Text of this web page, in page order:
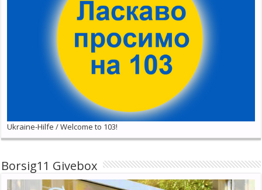
Ukraine-Hilfe / Welcome to 103!
Borsig11 Givebox